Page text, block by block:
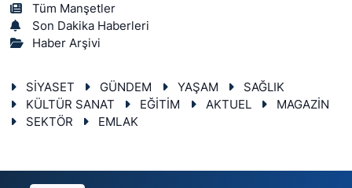
Tüm Manşetler
Son Dakika Haberleri
Haber Arşivi
SİYASET GÜNDEM YAŞAM
SAĞLIK
KÜLTÜR SANAT
EĞİTİM AKTUEL
MAGAZİN
SEKTÖR
EMLAK